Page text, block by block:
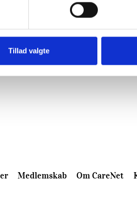
Tillad valgte
Medlemskab Om CareNet